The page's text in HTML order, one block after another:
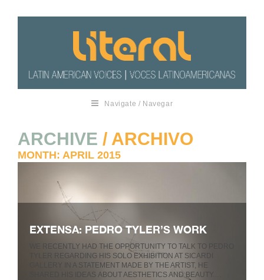
Navigate / Navegar
ARCHIVE / ARCHIVO
MONTH: APRIL 2015
EXTENSA: PEDRO TYLER’S WORK
WE RECENTLY HAD THE OPPORTUNITY TO TALK TO PEDRO
TYLER REGARDING HIS SOLO EXHIBITION AT SICARDI
GALLERY IN A STATEMENT MADE BY THE ARTIST, HE
SHARED HIS IDEAS ABOUT AESTHETICS AND BEAUTY.…